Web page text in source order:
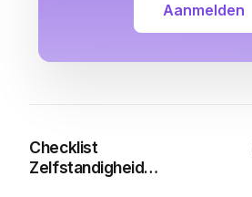
Aanmelden
Checklist
Zelfstandigheid